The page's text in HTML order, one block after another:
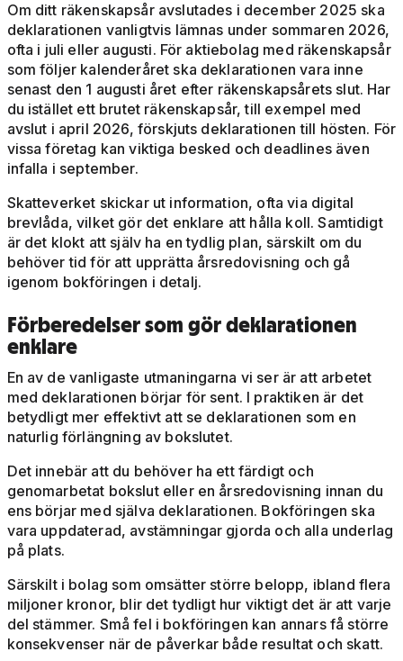
Om ditt räkenskapsår avslutades i december 2025 ska
deklarationen vanligtvis lämnas under sommaren 2026,
ofta i juli eller augusti. För aktiebolag med räkenskapsår
som följer kalenderåret ska deklarationen vara inne
senast den 1 augusti året efter räkenskapsårets slut. Har
du istället ett brutet räkenskapsår, till exempel med
avslut i april 2026, förskjuts deklarationen till hösten. För
vissa företag kan viktiga besked och deadlines även
infalla i september.
Skatteverket skickar ut information, ofta via digital
brevlåda, vilket gör det enklare att hålla koll. Samtidigt
är det klokt att själv ha en tydlig plan, särskilt om du
behöver tid för att upprätta årsredovisning och gå
igenom bokföringen i detalj.
Förberedelser som gör deklarationen
enklare
En av de vanligaste utmaningarna vi ser är att arbetet
med deklarationen börjar för sent. I praktiken är det
betydligt mer effektivt att se deklarationen som en
naturlig förlängning av bokslutet.
Det innebär att du behöver ha ett färdigt och
genomarbetat bokslut eller en årsredovisning innan du
ens börjar med själva deklarationen. Bokföringen ska
vara uppdaterad, avstämningar gjorda och alla underlag
på plats.
Särskilt i bolag som omsätter större belopp, ibland flera
miljoner kronor, blir det tydligt hur viktigt det är att varje
del stämmer. Små fel i bokföringen kan annars få större
konsekvenser när de påverkar både resultat och skatt.